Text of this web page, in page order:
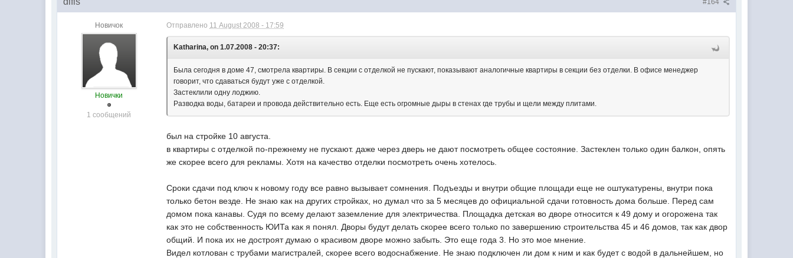
#164
Новичок
Новички
1 сообщений
Отправлено 11 August 2008 - 17:59
Katharina, on 1.07.2008 - 20:37:
Была сегодня в доме 47, смотрела квартиры. В секции с отделкой не пускают, показывают аналогичные квартиры в секции без отделки. В офисе менеджер
говорит, что сдаваться будут уже с отделкой.
Застеклили одну лоджию.
Разводка воды, батареи и провода действительно есть. Еще есть огромные дыры в стенах где трубы и щели между плитами.
был на стройке 10 августа.
в квартиры с отделкой по-прежнему не пускают. даже через дверь не дают посмотреть общее состояние. Застеклен только один балкон, опять
же скорее всего для рекламы. Хотя на качество отделки посмотреть очень хотелось.
Сроки сдачи под ключ к новому году все равно вызывает сомнения. Подъезды и внутри общие площади еще не оштукатурены, внутри пока
только бетон везде. Не знаю как на других стройках, но думал что за 5 месяцев до официальной сдачи готовность дома больше. Перед сам
домом пока канавы. Судя по всему делают заземление для электричества. Площадка детская во дворе относится к 49 дому и огорожена так
как это не собственность ЮИТа как я понял. Дворы будут делать скорее всего только по завершению строительства 45 и 46 домов, так как двор
общий. И пока их не достроят думаю о красивом дворе можно забыть. Это еще года 3. Но это мое мнение.
Видел котлован с трубами магистралей, скорее всего водоснабжение. Не знаю подключен ли дом к ним и как будет с водой в дальнейшем, но